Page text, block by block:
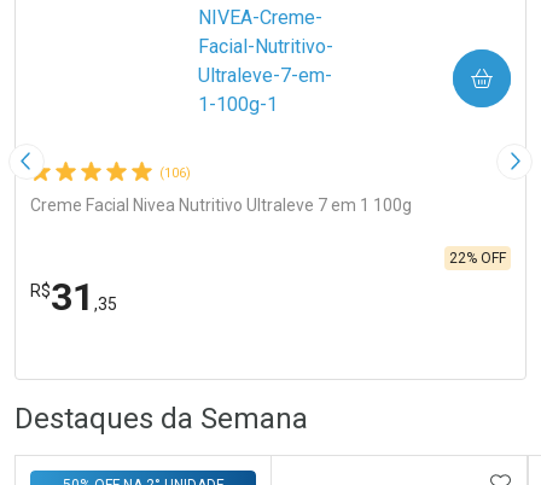
Imagem Anterior (106)
Creme Facial Nivea Nutritivo Ultraleve 7 em 1 100g
R$31 ,35
22% OFF
COMPRAR
Laboratório
Destaques da Semana